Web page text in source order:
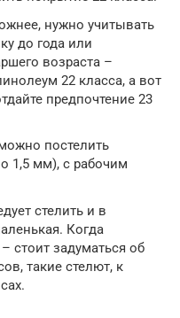
нужно учитывать
до года или
возраста –
22 класса, а вот
предпочтение 23
постелить
1,5 мм), с рабочим
стелить и в
Когда
стоит задуматься об
такие стелют, к